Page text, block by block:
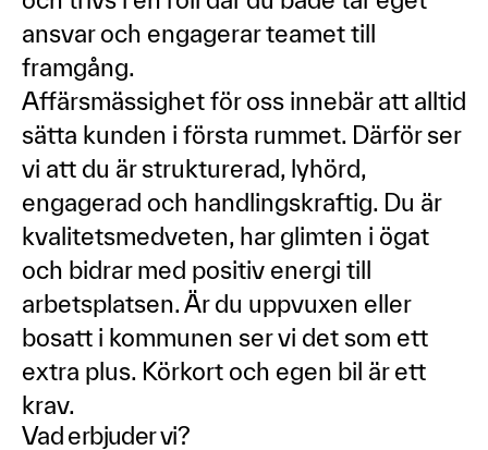
ansvar och engagerar teamet till
framgång.
Affärsmässighet för oss innebär att alltid
sätta kunden i första rummet. Därför ser
vi att du är strukturerad, lyhörd,
engagerad och handlingskraftig. Du är
kvalitetsmedveten, har glimten i ögat
och bidrar med positiv energi till
arbetsplatsen. Är du uppvuxen eller
bosatt i kommunen ser vi det som ett
extra plus. Körkort och egen bil är ett
krav.
Vad erbjuder vi?